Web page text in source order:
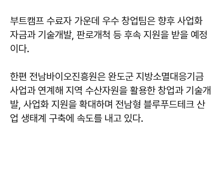
부트캠프 수료자 가운데 우수 창업팀은 향후 사업화
자금과 기술개발, 판로개척 등 후속 지원을 받을 예정
이다.
한편 전남바이오진흥원은 완도군 지방소멸대응기금
사업과 연계해 지역 수산자원을 활용한 창업과 기술개
발, 사업화 지원을 확대하며 전남형 블루푸드테크 산
업 생태계 구축에 속도를 내고 있다.